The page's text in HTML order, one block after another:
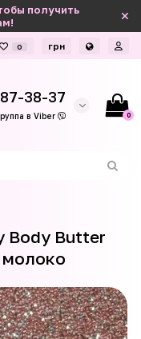
получить
0 грн
38-37
в Viber 0
Body Butter